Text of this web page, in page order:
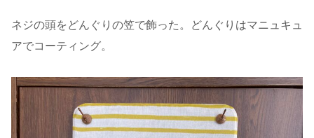
ネジの頭をどんぐりの笠で飾った。どんぐりはマニュキュ
アでコーティング。